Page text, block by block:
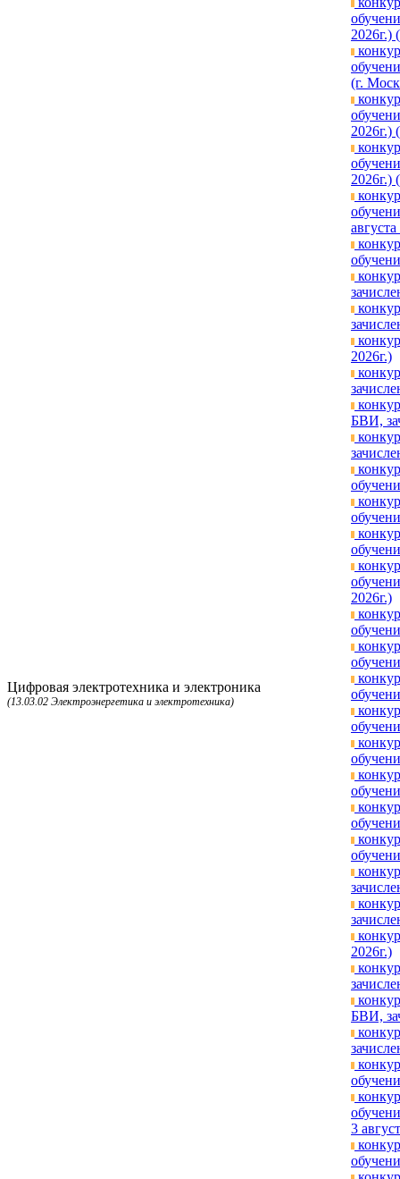
2026г.)
(г.
2026г.)
2026г.)
Цифровая электротехника и электроника
(13.03.02 Электроэнергетика и электротехника)
БВИ,
2026г.)
2026г.)
БВИ,
3